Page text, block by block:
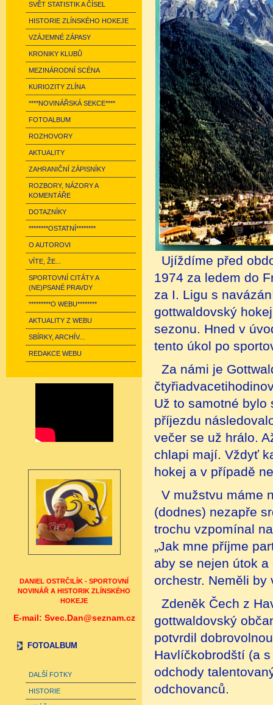
SVĚT STATISTIK A ČÍSEL
HISTORIE ZLÍNSKÉHO HOKEJE
VZÁJEMNÉ ZÁPASY
KRONIKY KLUBŮ
MEZINÁRODNÍ SCÉNA
KURIOZITY ZLÍNA
****NOVINÁŘSKÁ SEKCE****
FOTOALBUM
ROZHOVORY
AKTUALITY
ZAHRANIČNÍ ZÁPISNÍKY
ROZBORY, NÁZORY A
KOMENTÁŘE
DOTAZNÍKY
********OSTATNÍ********
O AUTOROVI
VÍTE, ŽE...
SPORTOVNÍ CITÁTY A
(NE)PSANÉ PRAVDY
*********O WEBU********
AKTUALITY Z WEBU
SBÍRKY, ARCHÍV...
REDAKCE WEBU
DANIEL OSTRČILÍK - SPORTOVNÍ
NOVINÁŘ A HISTORIK ZLÍNSKÉHO
HOKEJE
E-mail: Svec.Dan@seznam.cz
FOTOALBUM
DALŠÍ FOTKY
HISTORIE
Ujíždíme před
1974 za ledem do
za I. Ligu s
gottwaldovský
sezonu. Hned v
tento úkol po
Za námi je
Už to samotné bylo
příjezdu
večer se už hrálo.
chlapi mají. Vždyť
hokej a v případě
V mužstvu máme
(dodnes) nezapře
trochu vzpomínal
„Jak mne příjme
aby se nejen útok
orchestr. Neměli
Zdeněk Čech z
gottwaldovský
potvrdil
Havlíčkobrodští (a
odchody
odchovanců.